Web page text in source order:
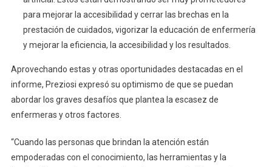
para mejorar la accesibilidad y cerrar las brechas en la
prestación de cuidados, vigorizar la educación de enfermería
y mejorar la eficiencia, la accesibilidad y los resultados.
Aprovechando estas y otras oportunidades destacadas en el
informe, Preziosi expresó su optimismo de que se puedan
abordar los graves desafíos que plantea la escasez de
enfermeras y otros factores.
“Cuando las personas que brindan la atención están
empoderadas con el conocimiento, las herramientas y la